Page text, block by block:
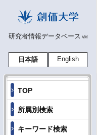
研究者情報データベース VM
日本語 English
TOP
所属別検索
キーワード検索